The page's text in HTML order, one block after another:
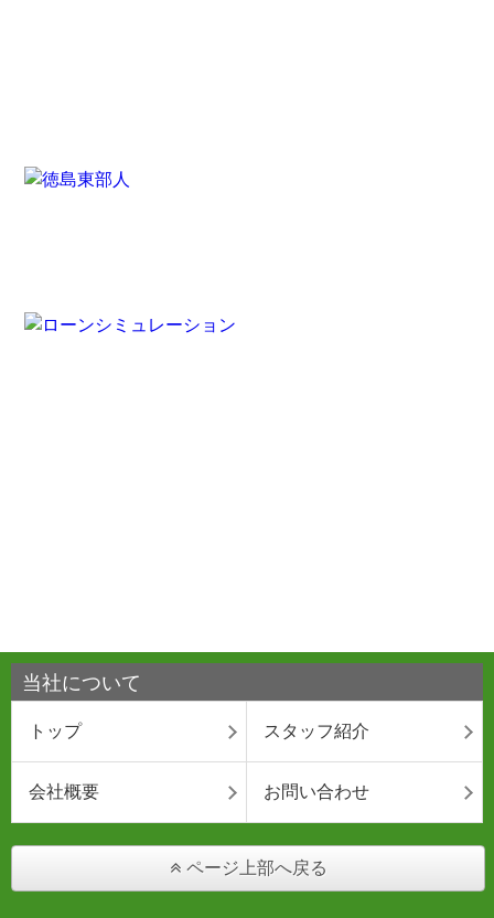
当社について
トップ スタッフ紹介
会社概要 お問い合わせ
ページ上部へ戻る